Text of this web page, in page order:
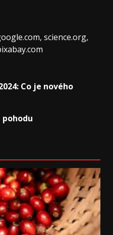
science.org,
Co je nového